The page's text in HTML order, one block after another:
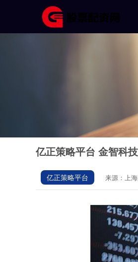
亿正策略平台 金智科
亿正策略平台 来源：上